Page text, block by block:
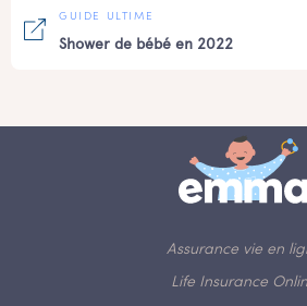
GUIDE ULTIME
Shower de bébé en 2022
Assurance vie en
Life Insurance